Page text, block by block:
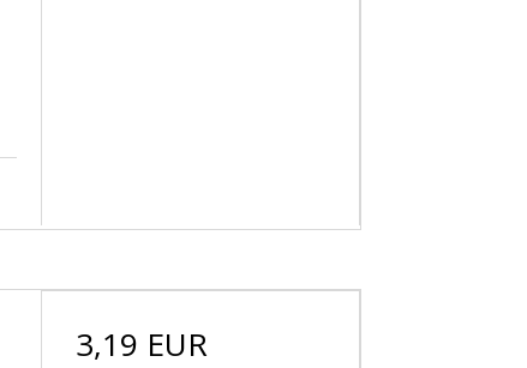
3,19 EUR